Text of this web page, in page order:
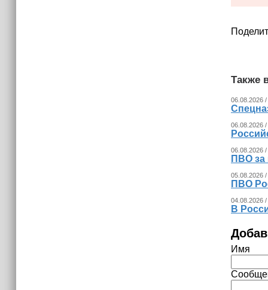
Также
06.08.2026
06.08.2026
06.08.2026
ПВО за
05.08.2026 /
ПВО
04.08.2026
В
Имя